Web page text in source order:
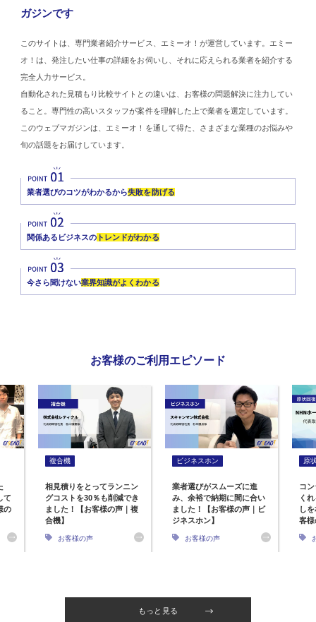
ガジンです
このサイトは、専門業者紹介サービス、エミーオ！が運営しています。エミー
オ！は、発注したい仕事の詳細をお伺いし、それに応えられる業者を紹介する
完全人力サービス。
自動化された見積もり比較サイトとの違いは、お客様の問題解決に注力してい
ること。専門性の高いスタッフが案件を理解した上で業者を選定しています。
このウェブマガジンは、エミーオ！を通して得た、さまざまな業種のお悩みや
旬の話題をお届けしています。
業者選びのコツがわかるから失敗を防げる
関係あるビジネスの トレンドがわかる
今さら聞けない業界知識がよくわかる
お客様のご利用エピソード
て
の
複合機
相見積りをとってランニン
グコストを30％も削減でき
ました！【お客様の声｜複
合機】
お客様の声
ビジネスホン
業者選びがスムーズに進
み、余裕で納期に間に合い
ました！【お客様の声｜ビ
ジネスホン】
お客様の声
原
コ
く
し
客
もっと見る